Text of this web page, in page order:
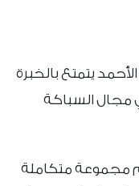
يتمتع بالخبرة
مجال السباكة
مجموعة متكاملة